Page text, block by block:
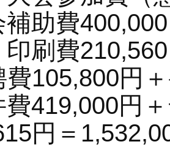
補助費
印刷費
費105,800円
費419,000円
円＝